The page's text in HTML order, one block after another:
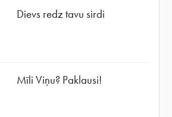
Dievs redz tavu sirdi
Mīli Viņu? Paklausi!